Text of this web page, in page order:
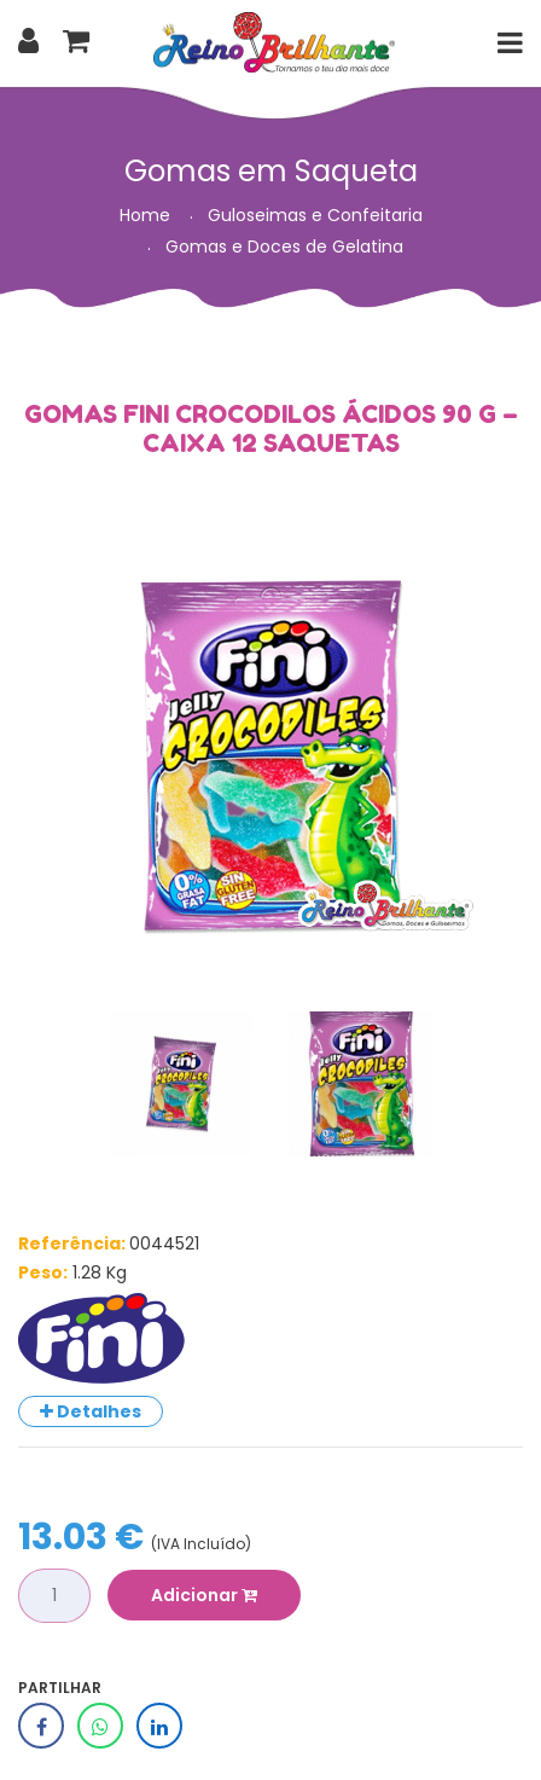
Gomas em Saqueta
Home
Guloseimas e Confeitaria
Gomas e Doces de Gelatina
GOMAS FINI CROCODILOS ÁCIDOS 90 G –
CAIXA 12 SAQUETAS
Referência:0044521
Peso: 1.28 Kg
Detalhes
13.03 € (IVA Incluído)
Adicionar
PARTILHAR